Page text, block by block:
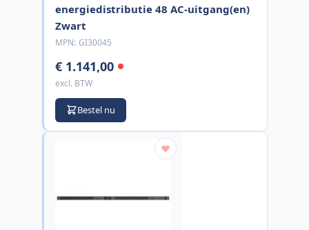
energiedistributie 48 AC-uitgang(en)
Zwart
MPN: GI30045
€ 1.141,00
excl. BTW
Bestel nu